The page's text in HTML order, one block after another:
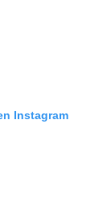
Instagram